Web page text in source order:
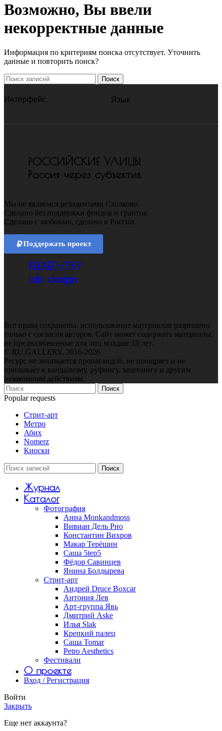
Возможно, Вы ввели
некорректные данные
Информация по критериям поиска отсутствует. Уточнить
данные и повторить поиск?
Поиск
Интерфейс Язык
РОССИЙСКИЕ УЛИЦЫ
Россия через субъектив
Мы не являемся резидентами Сколково.
Сделано без поддержки фондов и грантов.
Сделано с любовью, сделано в России.
Поддержать проект
FLEXEEVSKY
lab design
Все права сохранены, использование материалов разрешено
только с согласия авторов. Сайт может содержать материалы,
не предназначенные для лиц младше 18 лет.
© RU.GALLERY, 2016-2026
Ресурс не занимается пропагандой, не поощряет и не
призывает к вандализму, руфингу, зацепингу и другим
незаконным действиям.
Поиск
Popular requests
Стрит-арт
Метро
Абих
Nomerz
Киоски
Поиск
Журнал
Каталог
Фотография
Анна Monkandmoss
Вивиан Дель Рио
Константин Вихров
Макар Терёшин
Саша 5tep5
Фёдор Савинцев
Янина Болдырева
Стрит-арт
Андрей Druce Boxcar
Антония Лев
Арт-группа Явь
Дмитрий Aske
Илья Slak
Крепкий палец
Саша Tomar
Petro Aesthetics
Фестивали
О проекте
Вход / Регистрация
Войти
Закрыть
Еще нет аккаунта?